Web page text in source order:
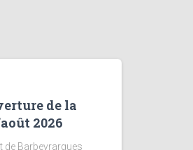
de la
2026
de Barbeyrargues